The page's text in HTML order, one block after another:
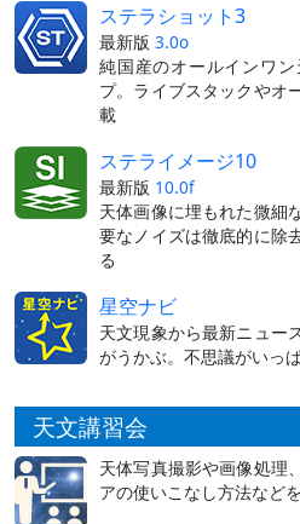
ステラショット3
最新版 3.0o
純国産のオールインワ
プ。ライブスタックやオ
載
ステライメージ10
最新版 10.0f
天体画像に埋もれた微細
要なノイズは徹底的に除
る
星空ナビ
天文現象から最新ニュー
がうかぶ。不思議がいっ
天文講習会
天体写真撮影や画像処理
アの使いこなし方法など